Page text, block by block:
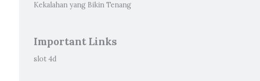
Kekalahan yang Bikin Tenang
Important Links
slot 4d